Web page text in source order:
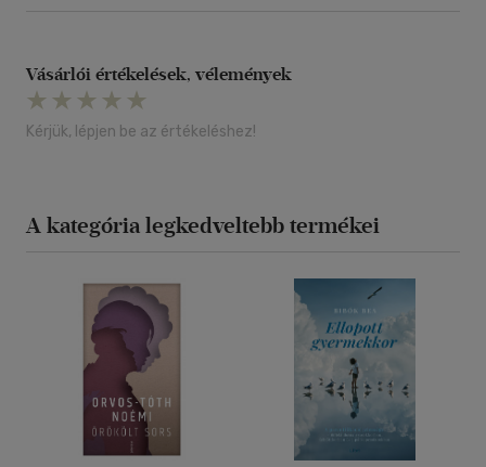
Vásárlói értékelések, vélemények
Kérjük, lépjen be az értékeléshez!
A kategória legkedveltebb termékei